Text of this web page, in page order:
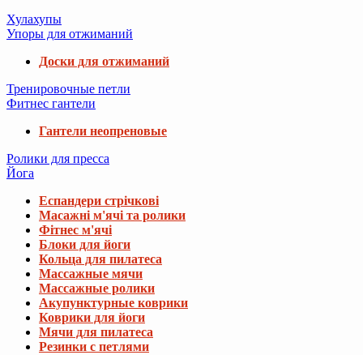
Хулахупы
Упоры для отжиманий
Доски для отжиманий
Тренировочные петли
Фитнес гантели
Гантели неопреновые
Ролики для пресса
Йога
Еспандери стрічкові
Масажні м'ячі та ролики
Фітнес м'ячі
Блоки для йоги
Кольца для пилатеса
Массажные мячи
Массажные ролики
Акупунктурные коврики
Коврики для йоги
Мячи для пилатеса
Резинки с петлями